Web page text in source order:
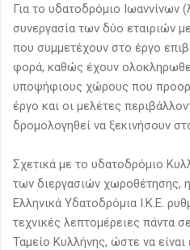
Για το υδατοδρόμιο Ιωαννίνων
συνεργασία των δύο εταιριών
που συμμετέχουν στο έργο
φορά, καθώς έχουν
υποψήφιους χώρους που
έργο και οι μελέτες
δρομολογηθεί να ξεκινήσουν
Σχετικά με το υδατοδρόμιο
των διεργασιών χωροθέτησης,
Ελληνικά Υδατοδρόμια Ι.Κ.Ε.
τεχνικές λεπτομέρειες πάντα
Ταμείο Κυλλήνης, ώστε να